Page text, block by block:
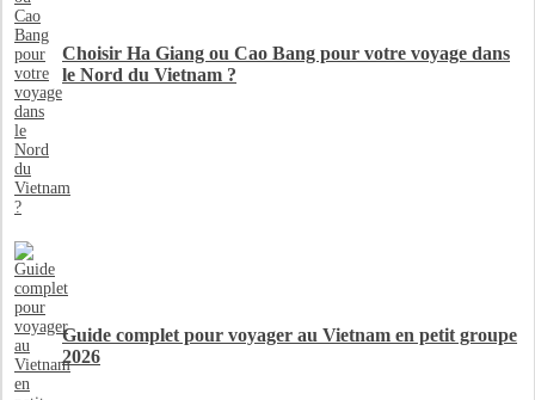
Choisir Ha Giang ou Cao Bang pour votre voyage dans
le Nord du Vietnam ?
Guide complet pour voyager au Vietnam en petit groupe
2026